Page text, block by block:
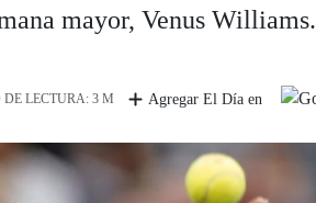
mayor, Venus Williams.
DE LECTURA: 3 M Agregar El Día en